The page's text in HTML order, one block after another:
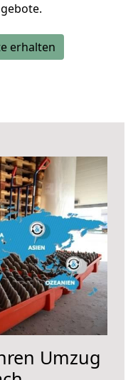
erhalten
Umzug